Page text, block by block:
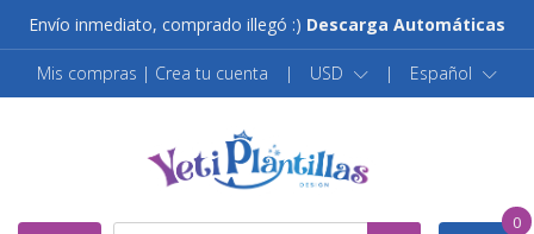
Envío inmediato, comprado illegó :) Descarga Automáticas
Mis compras | Crea tu cuenta | USD | Español
0